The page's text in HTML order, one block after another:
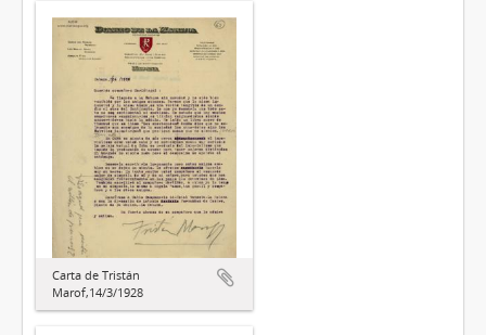
Carta de Tristán
Marof,14/3/1928